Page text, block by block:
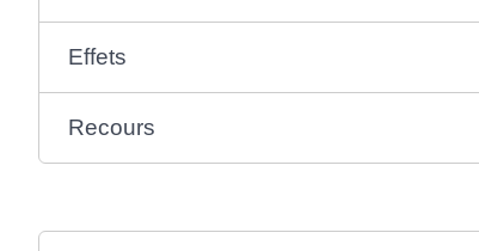
Effets
Recours